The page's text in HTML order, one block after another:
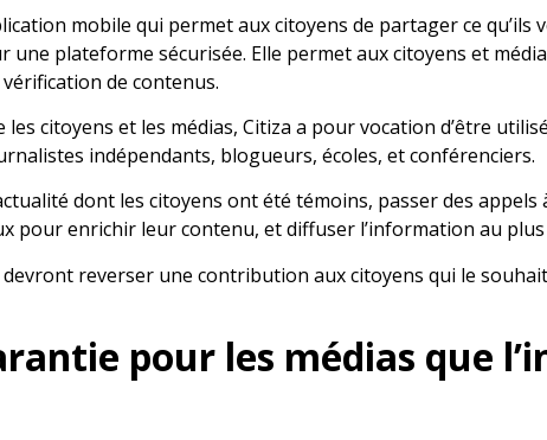
mobile qui permet aux citoyens de partager ce
plateforme sécurisée. Elle permet aux citoyens et
de contenus.
citoyens et les médias, Citiza a pour vocation d’être
indépendants, blogueurs, écoles, et conférenciers.
dont les citoyens ont été témoins, passer des
pour enrichir leur contenu, et diffuser l’information au
devront reverser une contribution aux citoyens qui le
pour les médias que